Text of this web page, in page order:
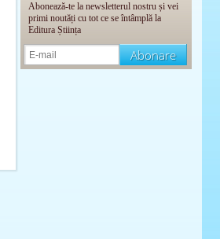
Abonează-te la newsletterul nostru și vei
primi noutăți cu tot ce se întâmplă la
Editura Știința